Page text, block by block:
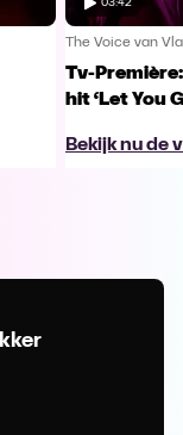
03:42
The Voice van
Tv-
hit ‘Let You
Bekijk nu de